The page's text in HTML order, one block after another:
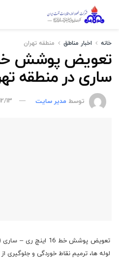
خانه اخبار مناطق منطقه تهران
ساری در منطقه
توسط مدیر سایت 09:55
تعویض پوشش خط 16
لوله ها، ترمیم نقاط خوردگی و جلوگیری